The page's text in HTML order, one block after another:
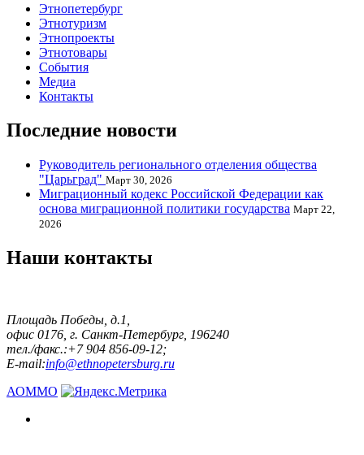
Этнопетербург
Этнотуризм
Этнопроекты
Этнотовары
События
Медиа
Контакты
Последние новости
Руководитель регионального отделения общества
"Царьград" Март 30, 2026
Миграционный кодекс Российской Федерации как
основа миграционной политики государства Март 22,
2026
Наши контакты
Площадь Победы, д.1,
офис 0176, г. Санкт-Петербург, 196240
тел./факс.:+7 904 856-09-12;
E-mail:info@ethnopetersburg.ru
АОММО